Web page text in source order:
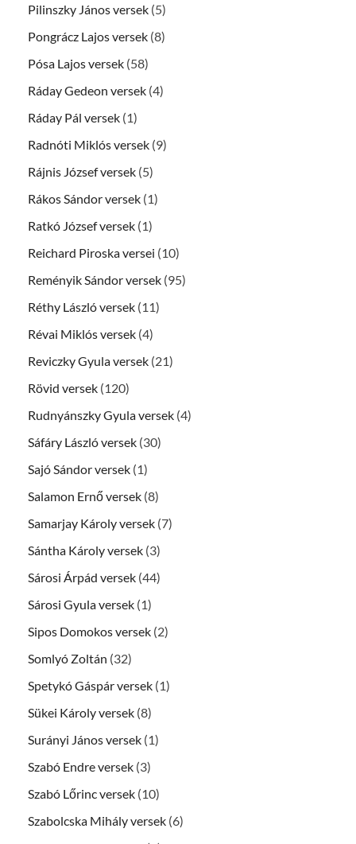
Pilinszky János versek (5)
Pongrácz Lajos versek (8)
Pósa Lajos versek (58)
Ráday Gedeon versek (4)
Ráday Pál versek (1)
Radnóti Miklós versek (9)
Rájnis József versek (5)
Rákos Sándor versek (1)
Ratkó József versek (1)
Reichard Piroska versei (10)
Reményik Sándor versek (95)
Réthy László versek (11)
Révai Miklós versek (4)
Reviczky Gyula versek (21)
Rövid versek (120)
Rudnyánszky Gyula versek (4)
Sáfáry László versek (30)
Sajó Sándor versek (1)
Salamon Ernő versek (8)
Samarjay Károly versek (7)
Sántha Károly versek (3)
Sárosi Árpád versek (44)
Sárosi Gyula versek (1)
Sipos Domokos versek (2)
Somlyó Zoltán (32)
Spetykó Gáspár versek (1)
Sükei Károly versek (8)
Surányi János versek (1)
Szabó Endre versek (3)
Szabó Lőrinc versek (10)
Szabolcska Mihály versek (6)